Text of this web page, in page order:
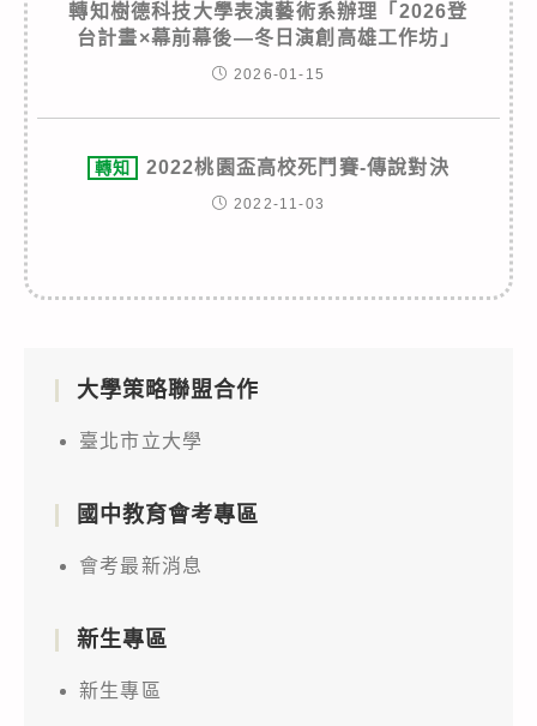
轉知樹德科技大學表演藝術系辦理「2026登
台計畫×幕前幕後—冬日演創高雄工作坊」
2026-01-15
轉知 2022桃園盃高校死鬥賽-傳說對決
2022-11-03
大學策略聯盟合作
臺北市立大學
國中教育會考專區
會考最新消息
新生專區
新生專區